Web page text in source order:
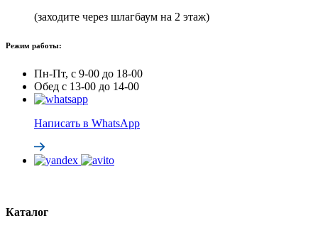
(заходите через шлагбаум на 2 этаж)
Режим работы:
Пн-Пт, с 9-00 до 18-00
Обед с 13-00 до 14-00
Написать в WhatsApp
Каталог